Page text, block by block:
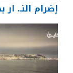
إضرام النـ.